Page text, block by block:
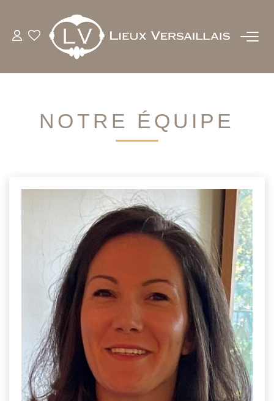
NOTRE AGENCE
QUI SOMMES-NOUS
NOTRE EQUIPE
NOS TEMOIGNAGES
NOS ACTUALITES
CONTACT
NOTRE ÉQUIPE